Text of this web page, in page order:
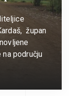
župan
području